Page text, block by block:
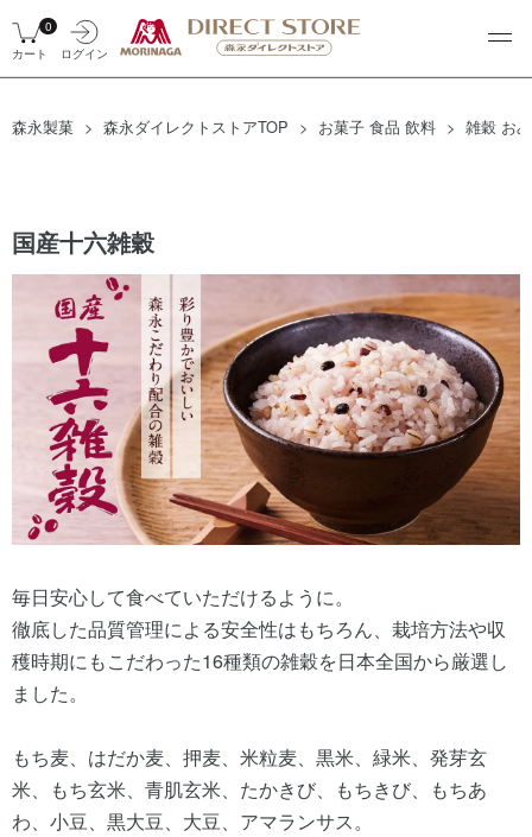
ログイン
0
カート
森永製菓 森永ダイレクトストアTOP お菓子 食品 飲料 雑穀 お
国産十六雑穀
毎日安心して食べていただけるように。
徹底した品質管理による安全性はもちろん、栽培方法や収
穫時期にもこだわった16種類の雑穀を日本全国から厳選し
ました。
もち麦、はだか麦、押麦、米粒麦、黒米、緑米、発芽玄
米、もち玄米、青肌玄米、たかきび、もちきび、もちあ
わ、小豆、黒大豆、大豆、アマランサス。